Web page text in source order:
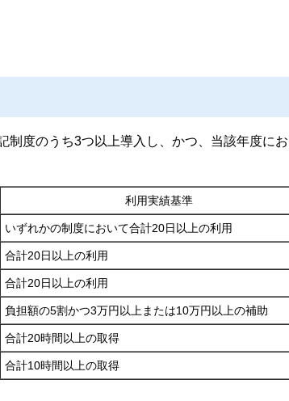
制度のうち3つ以上導入し、かつ、当該年度に
利用実績基準
いずれかの制度において合計20日以上の利用
合計20日以上の利用
合計20日以上の利用
負担額の5割かつ3万円以上または10万円以上の補助
合計20時間以上の取得
合計10時間以上の取得